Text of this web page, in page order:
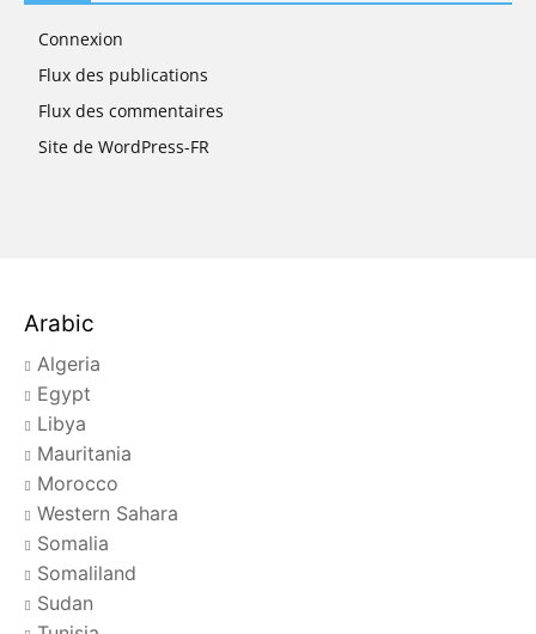
Connexion
Flux des publications
Flux des commentaires
Site de WordPress-FR
Arabic
Algeria
Egypt
Libya
Mauritania
Morocco
Western Sahara
Somalia
Somaliland
Sudan